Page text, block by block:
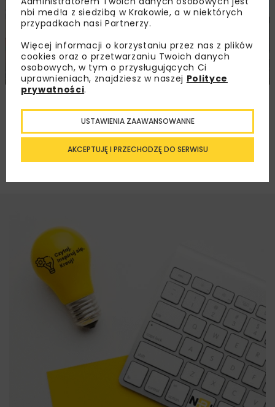
Ośrodek Ruczaj – elewacja zewnętrzna gotowa
nbi med!a z siedzibą w Krakowie, a w niektórych
przypadkach nasi Partnerzy.
Więcej informacji o korzystaniu przez nas z plików
cookies oraz o przetwarzaniu Twoich danych
osobowych, w tym o przysługujących Ci
uprawnieniach, znajdziesz w naszej Polityce
prywatności.
AKCEPTUJĘ I PRZECHODZĘ DO SERWISU
USTAWIENIA ZAAWANSOWANNE